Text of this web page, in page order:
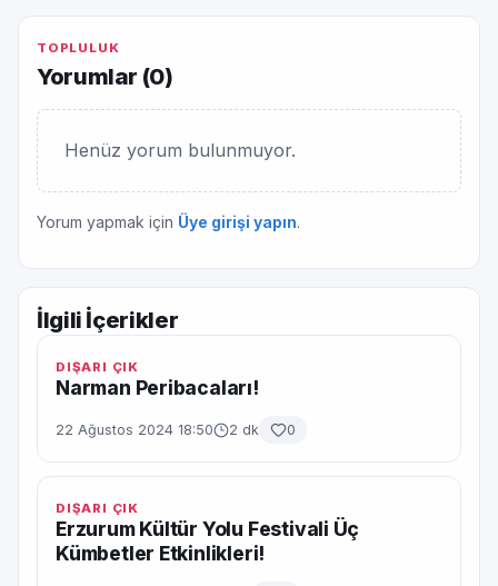
TOPLULUK
Yorumlar (0)
Henüz yorum bulunmuyor.
Yorum yapmak için Üye girişi yapın.
İlgili İçerikler
DIŞARI ÇIK
Narman Peribacaları!
22 Ağustos 2024 18:50 2 dk 0
DIŞARI ÇIK
Erzurum Kültür Yolu Festivali Üç
Kümbetler Etkinlikleri!